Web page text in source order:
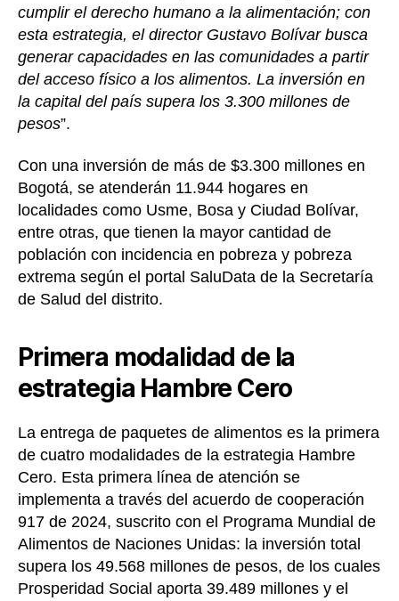
cumplir el derecho humano a la alimentación; con
esta estrategia, el director Gustavo Bolívar busca
generar capacidades en las comunidades a partir
del acceso físico a los alimentos. La inversión en
la capital del país supera los 3.300 millones de
pesos”.
Con una inversión de más de $3.300 millones en
Bogotá, se atenderán 11.944 hogares en
localidades como Usme, Bosa y Ciudad Bolívar,
entre otras, que tienen la mayor cantidad de
población con incidencia en pobreza y pobreza
extrema según el portal SaluData de la Secretaría
de Salud del distrito.
Primera modalidad de la
estrategia Hambre Cero
La entrega de paquetes de alimentos es la primera
de cuatro modalidades de la estrategia Hambre
Cero. Esta primera línea de atención se
implementa a través del acuerdo de cooperación
917 de 2024, suscrito con el Programa Mundial de
Alimentos de Naciones Unidas: la inversión total
supera los 49.568 millones de pesos, de los cuales
Prosperidad Social aporta 39.489 millones y el